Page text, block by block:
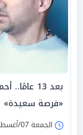
بعد 13
«فرصة سعيدة»
الجمعة 07/أغسطس/2026 - 03:24 م